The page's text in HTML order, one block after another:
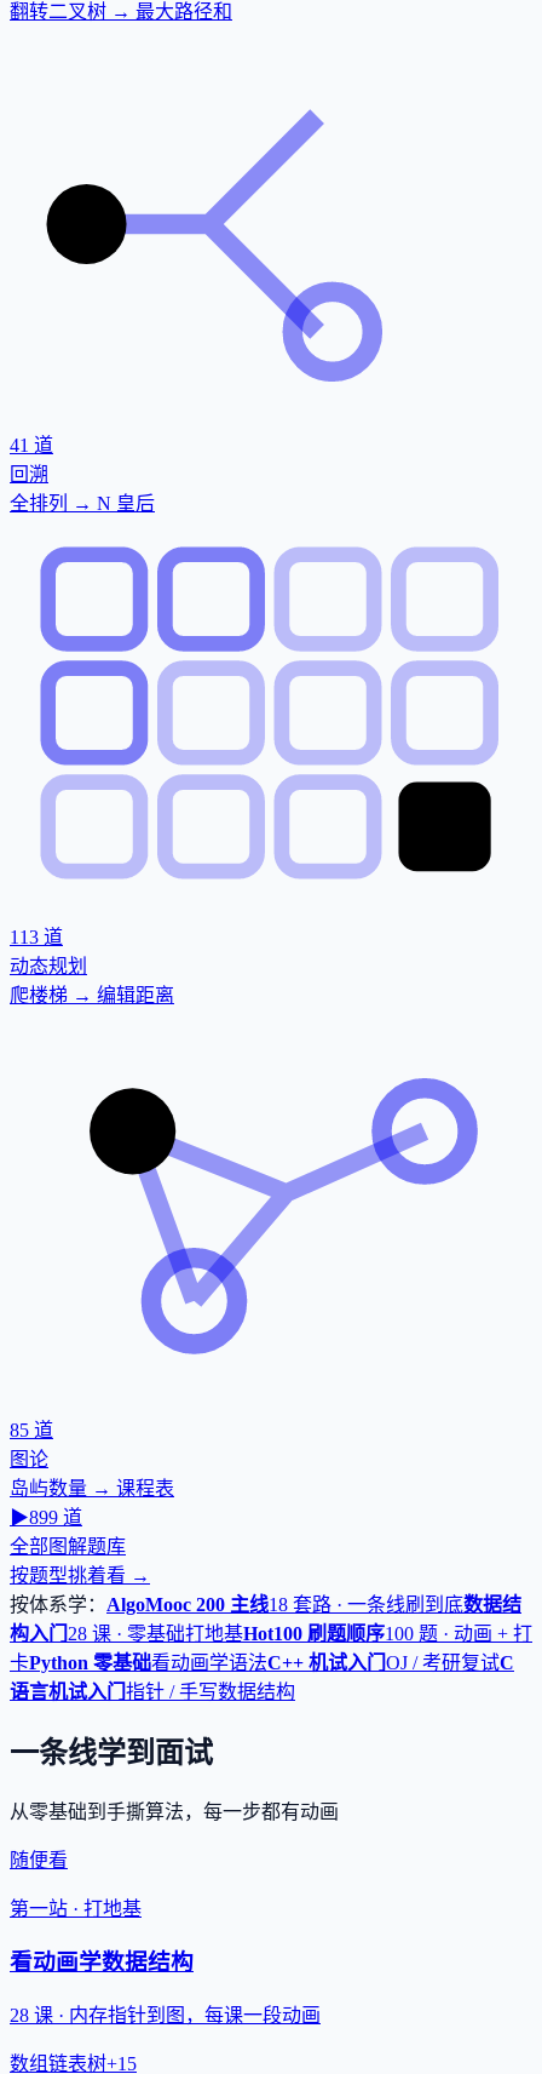
翻转二叉树 → 最大路径和
41 道
回溯
全排列 → N 皇后
113 道
动态规划
爬楼梯 → 编辑距离
85 道
图论
岛屿数量 → 课程表
▶899 道
全部图解题库
按题型挑着看 →
按体系学： AlgoMooc 200 主线18 套路 · 一条线刷到底数据结
构入门 28 课 · 零基础打地基Hot100 刷题顺序100 题 · 动画 + 打
卡Python 零基础看动画学语法C++ 机试入门 OJ / 考研复试C
语言机试入门 指针 / 手写数据结构
一条线学到面试
从零基础到手撕算法，每一步都有动画
随便看
第一站 · 打地基
看动画学数据结构
28 课 · 内存指针到图，每课一段动画
数组链表树+15